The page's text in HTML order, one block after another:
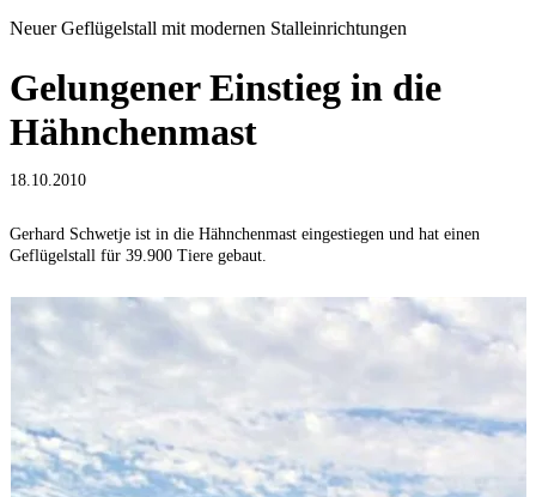
Neuer Geflügelstall mit modernen Stalleinrichtungen
Gelungener Einstieg in die
Hähnchenmast
18.10.2010
Gerhard Schwetje ist in die Hähnchenmast eingestiegen und hat einen
Geflügelstall für 39.900 Tiere gebaut.